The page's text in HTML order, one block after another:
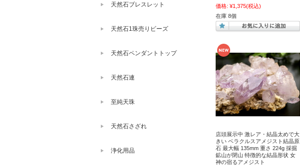
価格: ¥1,375(税込)
在庫 8個
店頭展示中 激レア・結晶太めで大
きい ベラクルスアメジスト結晶原
石 最大幅 135mm 重さ 224g 採掘
鉱山が閉山 特徴的な結晶形状 女
神の宿るアメジスト
天然石ブレスレット
天然石1珠売りビーズ
天然石ペンダントトップ
天然石連
至純天珠
天然石さざれ
浄化用品